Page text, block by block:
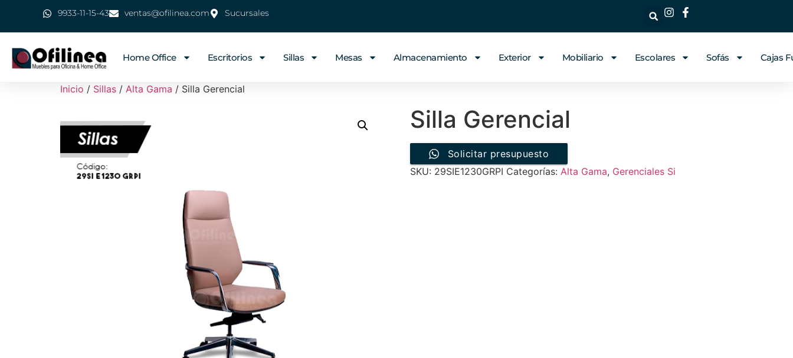
9933-11-15-43 ventas@ofilinea.com Sucursales
Home Office Escritorios Sillas Mesas Almacenamiento Exterior Mobiliario Escolares Sofás Cajas
Inicio / Sillas / Alta Gama / Silla Gerencial
Silla Gerencial
Solicitar presupuesto
SKU: 29SIE1230GRPI Categorías: Alta Gama, Gerenciales Si